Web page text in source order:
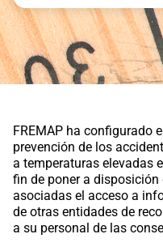
Proveedores
FREMAP ha configurado
prevención de los
a temperaturas elevadas
fin de poner a
asociadas el acceso a
de otras entidades de
a su personal de las